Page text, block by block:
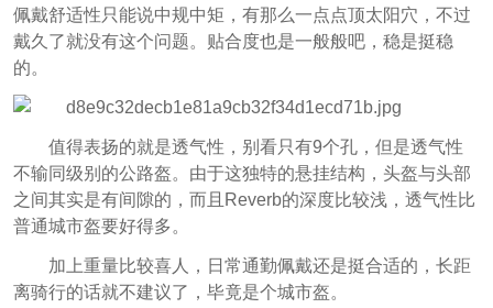
佩戴舒适性只能说中规中矩，有那么一点点顶太阳穴，不过
戴久了就没有这个问题。贴合度也是一般般吧，稳是挺稳
的。
值得表扬的就是透气性，别看只有9个孔，但是透气性
不输同级别的公路盔。由于这独特的悬挂结构，头盔与头部
之间其实是有间隙的，而且Reverb的深度比较浅，透气性比
普通城市盔要好得多。
加上重量比较喜人，日常通勤佩戴还是挺合适的，长距
离骑行的话就不建议了，毕竟是个城市盔。